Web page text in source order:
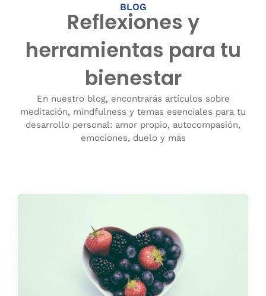
BLOG
Reflexiones y
herramientas para tu
bienestar
En nuestro blog, encontrarás artículos sobre
meditación, mindfulness y temas esenciales para tu
desarrollo personal: amor propio, autocompasión,
emociones, duelo y más